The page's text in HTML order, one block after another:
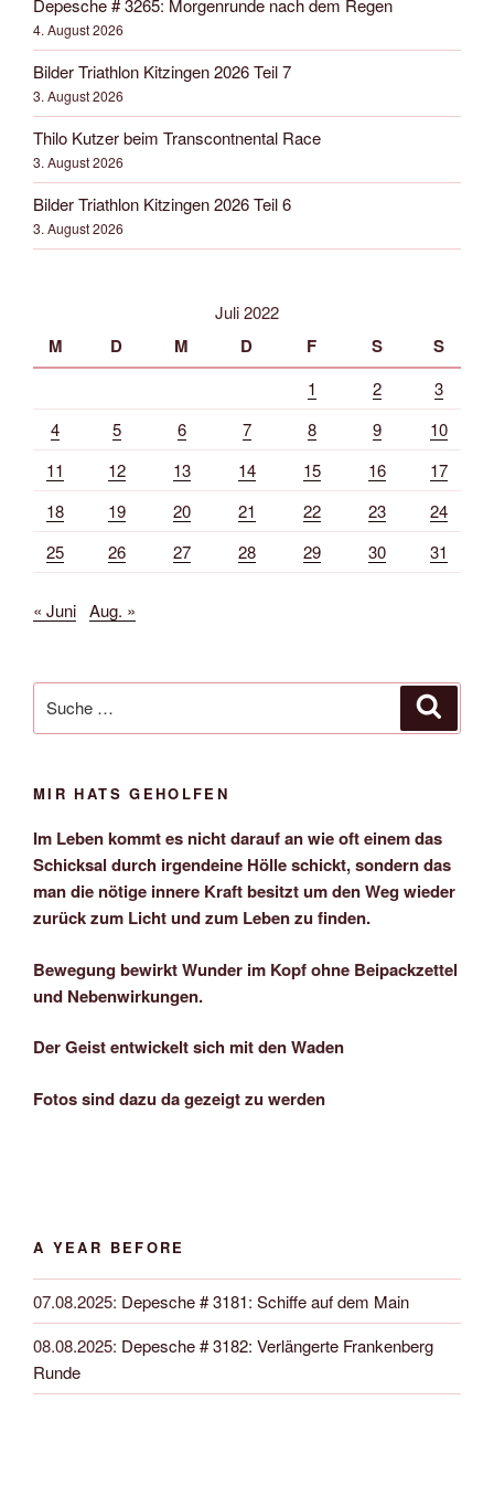
Depesche # 3265: Morgenrunde nach dem Regen
4. August 2026
Bilder Triathlon Kitzingen 2026 Teil 7
3. August 2026
Thilo Kutzer beim Transcontnental Race
3. August 2026
Bilder Triathlon Kitzingen 2026 Teil 6
3. August 2026
Juli 2022
M D M D F S S
1 2
3
4
5 6 7 8 9
10
11
12 13 14 15 16
17
18
19 20 21 22 23
24
25
26 27 28 29 30 31
« Juni Aug. »
nach:
MIR HATS GEHOLFEN
Im Leben kommt es nicht darauf an wie oft einem das
Schicksal durch irgendeine Hölle schickt, sondern das
man die nötige innere Kraft besitzt um den Weg wieder
zurück zum Licht und zum Leben zu finden.
Bewegung bewirkt Wunder im Kopf ohne Beipackzettel
und Nebenwirkungen.
Der Geist entwickelt sich mit den Waden
Fotos sind dazu da gezeigt zu werden
A YEAR BEFORE
07.08.2025: Depesche # 3181: Schiffe auf dem Main
08.08.2025: Depesche # 3182: Verlängerte Frankenberg
Runde